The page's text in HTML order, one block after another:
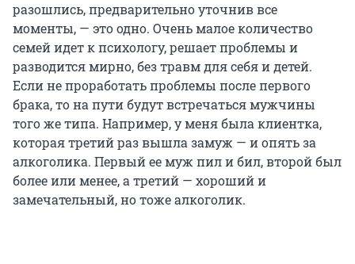
разошлись, предварительно уточнив все
моменты, — это одно. Очень малое количество
семей идет к психологу, решает проблемы и
разводится мирно, без травм для себя и детей.
Если не проработать проблемы после первого
брака, то на пути будут встречаться мужчины
того же типа. Например, у меня была клиентка,
которая третий раз вышла замуж — и опять за
алкоголика. Первый ее муж пил и бил, второй был
более или менее, а третий — хороший и
замечательный, но тоже алкоголик.